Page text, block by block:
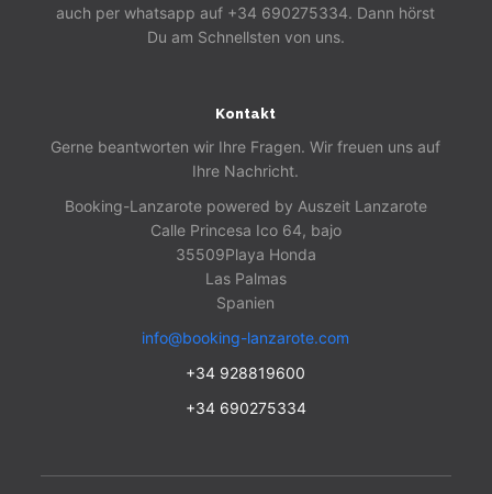
auch per whatsapp auf +34 690275334. Dann hörst
Du am Schnellsten von uns.
Kontakt
Gerne beantworten wir Ihre Fragen. Wir freuen uns auf
Ihre Nachricht.
Booking-Lanzarote powered by Auszeit Lanzarote
Calle Princesa Ico 64, bajo
35509Playa Honda
Las Palmas
Spanien
info@booking-lanzarote.com
+34 928819600
+34 690275334